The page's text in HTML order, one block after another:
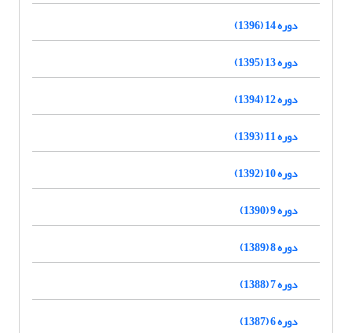
دوره 14 (1396)
دوره 13 (1395)
دوره 12 (1394)
دوره 11 (1393)
دوره 10 (1392)
دوره 9 (1390)
دوره 8 (1389)
دوره 7 (1388)
دوره 6 (1387)